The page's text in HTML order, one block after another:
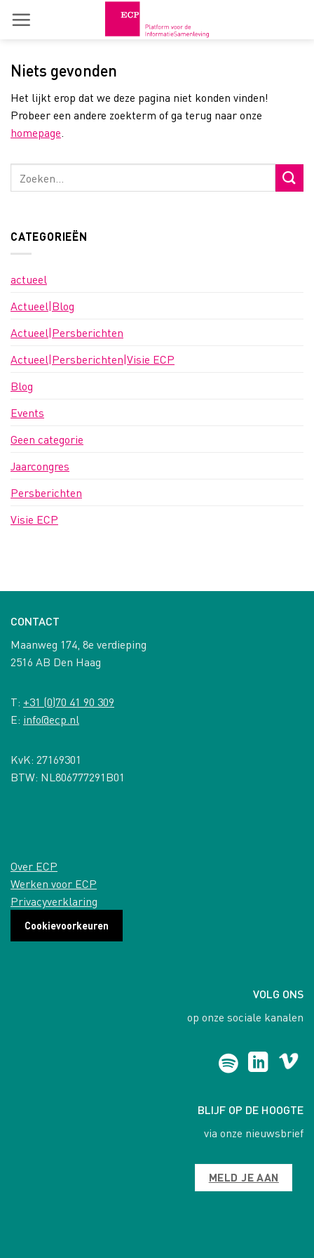
Niets gevonden
Het lijkt erop dat we deze pagina niet konden vinden!
Probeer een andere zoekterm of ga terug naar onze
homepage
CATEGORIEËN
actueel
Actueel|Blog
Actueel|Persberichten
Actueel|Persberichten|Visie ECP
Blog
Events
Geen categorie
Jaarcongres
Persberichten
Visie ECP
CONTACT
Maanweg 174, 8e verdieping
2516 AB Den Haag
T: +31 (0)70 41 90 309
E: info@ecp.nl
KvK: 27169301
BTW: NL806777291B01
Over ECP
Werken voor ECP
Privacyverklaring
Cookievoorkeuren
VOLG ONS
op onze sociale kanalen
BLIJF OP DE HOOGTE
via onze nieuwsbrief
MELD JE AAN